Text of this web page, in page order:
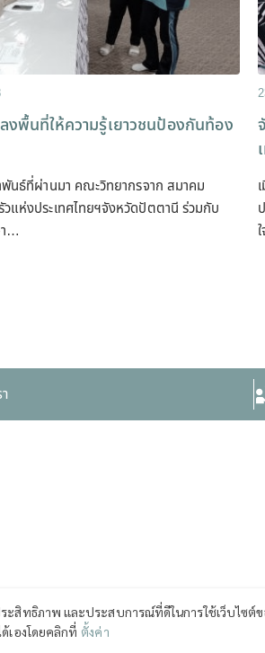
พื้นที่ให้ความรู้เยาวชนป้องกันท้อง
นธ์ที่ผ่านมา คณะวิทยากรจาก สมาคม
แห่งประเทศไทยฯจังหวัดปัตตานี ร่วมกับ
…
ะสิทธิภาพ และประสบการณ์ที่ดีในการใช้เว็บไซต์
เองโดยคลิกที่ ตั้งค่า